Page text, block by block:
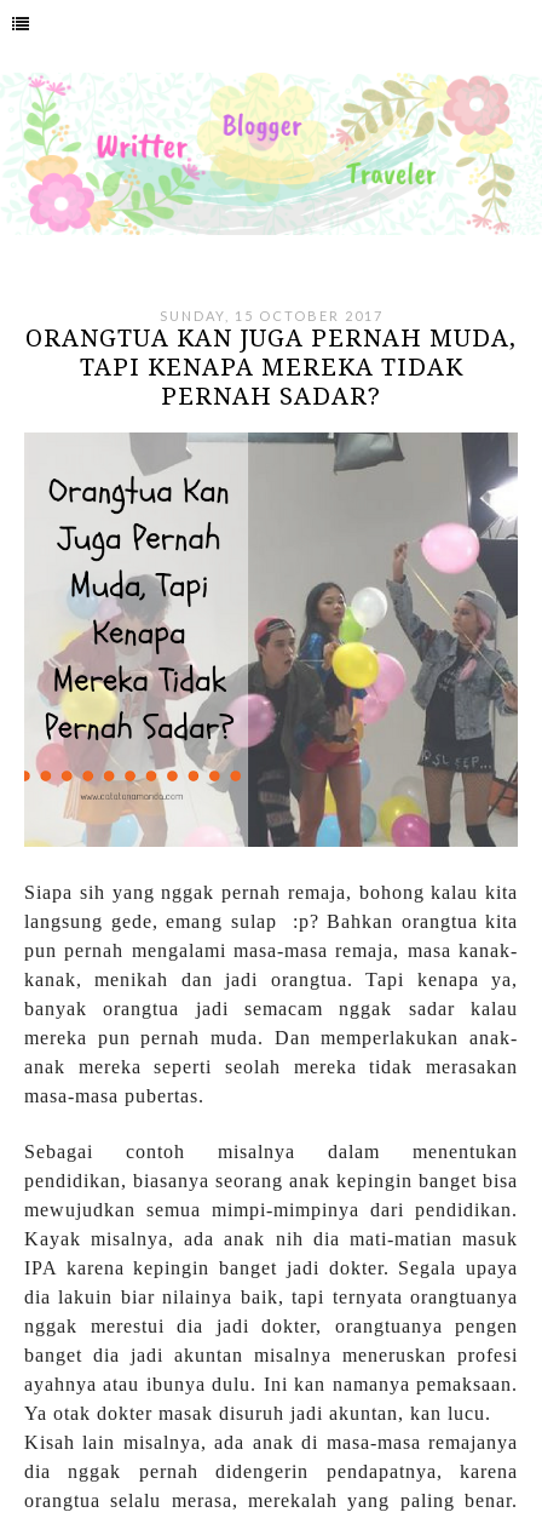
SUNDAY, 15 OCTOBER 2017
ORANGTUA KAN JUGA PERNAH MUDA,
TAPI KENAPA MEREKA TIDAK
PERNAH SADAR?
Siapa sih yang nggak pernah remaja, bohong kalau kita
langsung gede, emang sulap :p? Bahkan orangtua kita
pun pernah mengalami masa-masa remaja, masa kanak-
kanak, menikah dan jadi orangtua. Tapi kenapa ya,
banyak orangtua jadi semacam nggak sadar kalau
mereka pun pernah muda. Dan memperlakukan anak-
anak mereka seperti seolah mereka tidak merasakan
masa-masa pubertas.
Sebagai contoh misalnya dalam menentukan
pendidikan, biasanya seorang anak kepingin banget bisa
mewujudkan semua mimpi-mimpinya dari pendidikan.
Kayak misalnya, ada anak nih dia mati-matian masuk
IPA karena kepingin banget jadi dokter. Segala upaya
dia lakuin biar nilainya baik, tapi ternyata orangtuanya
nggak merestui dia jadi dokter, orangtuanya pengen
banget dia jadi akuntan misalnya meneruskan profesi
ayahnya atau ibunya dulu. Ini kan namanya pemaksaan.
Ya otak dokter masak disuruh jadi akuntan, kan lucu.
Kisah lain misalnya, ada anak di masa-masa remajanya
dia nggak pernah didengerin pendapatnya, karena
orangtua selalu merasa, merekalah yang paling benar.